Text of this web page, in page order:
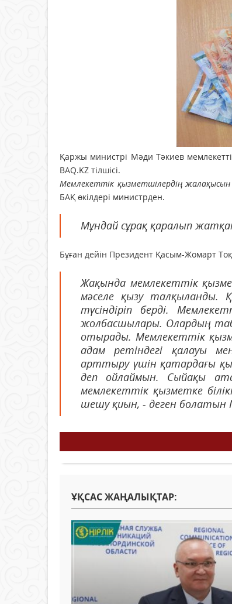
Қаржы министрі Мәди Тәкиев
BAQ.KZ тілшісі.
Мемлекеттік қызметшілердің
БАҚ өкілдері министрден.
Мұндай сұрақ қаралып
Бұған дейін Президент Қасым-Жомарт
Жақында мемлекеттік
мәселе қызу талқыланды.
түсіндіріп берді.
жолбасшылары. Олардың
отырады. Мемлекеттік
адам ретіндегі қалауы
арттыру үшін қатардағы
деп ойлаймын. Сыйақы
мемлекеттік қызметке
шешу қиын, - деген болатын
ҰҚСАС ЖАҢАЛЫҚТАР: